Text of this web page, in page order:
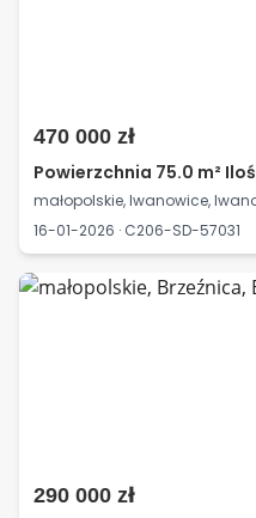
470 000 zł
Powierzchnia 75.0 m²
małopolskie, Iwanowice,
16-01-2026 · C206-SD-57031
290 000 zł